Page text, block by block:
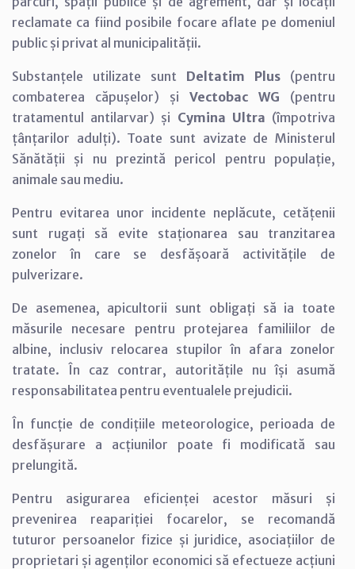
reclamate ca fiind posibile focare aflate pe domeniul
public și privat al municipalității.
Substanțele utilizate sunt Deltatim Plus (pentru
combaterea căpușelor) și Vectobac WG (pentru
tratamentul antilarvar) și Cymina Ultra (împotriva
țânțarilor adulți). Toate sunt avizate de Ministerul
Sănătății și nu prezintă pericol pentru populație,
animale sau mediu.
Pentru evitarea unor incidente neplăcute, cetățenii
sunt rugați să evite staționarea sau tranzitarea
zonelor în care se desfășoară activitățile de
pulverizare.
De asemenea, apicultorii sunt obligați să ia toate
măsurile necesare pentru protejarea familiilor de
albine, inclusiv relocarea stupilor în afara zonelor
tratate. În caz contrar, autoritățile nu își asumă
responsabilitatea pentru eventualele prejudicii.
În funcție de condițiile meteorologice, perioada de
desfășurare a acțiunilor poate fi modificată sau
prelungită.
Pentru asigurarea eficienței acestor măsuri și
prevenirea reapariției focarelor, se recomandă
tuturor persoanelor fizice și juridice, asociațiilor de
proprietari și agenților economici să efectueze acțiuni